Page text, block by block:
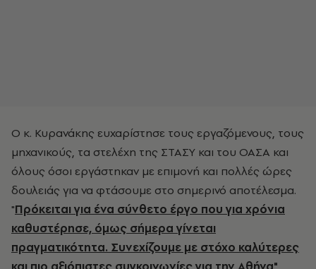
Ο κ. Κυρανάκης ευχαρίστησε τους εργαζόμενους, τους
μηχανικούς, τα στελέχη της ΣΤΑΣΥ και του ΟΑΣΑ και
όλους όσοι εργάστηκαν με επιμονή και πολλές ώρες
δουλειάς για να φτάσουμε στο σημερινό αποτέλεσμα.
"Πρόκειται για ένα σύνθετο έργο που για χρόνια
καθυστέρησε, όμως σήμερα γίνεται
πραγματικότητα. Συνεχίζουμε με στόχο καλύτερες